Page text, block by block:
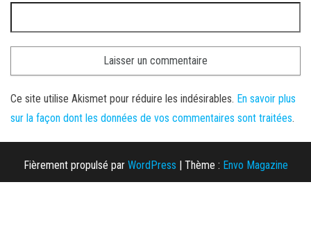
Ce site utilise Akismet pour réduire les indésirables. En savoir plus
sur la façon dont les données de vos commentaires sont traitées.
Fièrement propulsé par WordPress | Thème : Envo Magazine